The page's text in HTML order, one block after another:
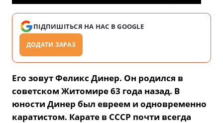
ПІДПИШІТЬСЯ НА НАС В GOOGLE
ДОДАТИ ЗАРАЗ
Его зовут Феликс Динер. Он родился в
советском Житомире 63 года назад. В
юности Динер был евреем и одновременно
каратистом. Карате в СССР почти всегда